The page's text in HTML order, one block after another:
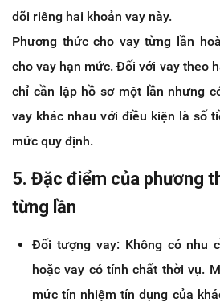
dõi riêng hai khoản vay này.
Phương thức cho vay từng lần
cho vay hạn mức. Đối với vay theo
chỉ cần lập hồ sơ một lần nhưng
vay khác nhau với điều kiện là số
mức quy định.
5. Đặc điểm của phương
từng lần
Đối tượng vay: Không có nhu
hoặc vay có tính chất thời vụ.
mức tín nhiệm tín dụng của